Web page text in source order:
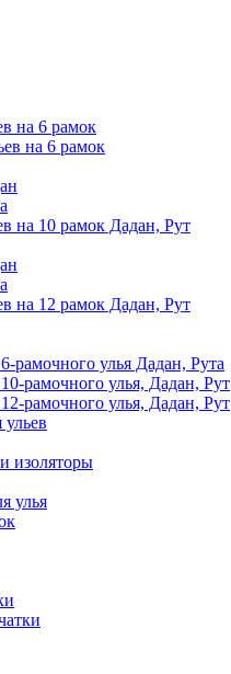
на 6 рамок
на 6 рамок
на 10 рамок Дадан, Рут
на 12 рамок Дадан, Рут
рамочного улья Дадан, Рута
рамочного улья, Дадан, Рут
рамочного улья, Дадан, Рут
изоляторы
улья